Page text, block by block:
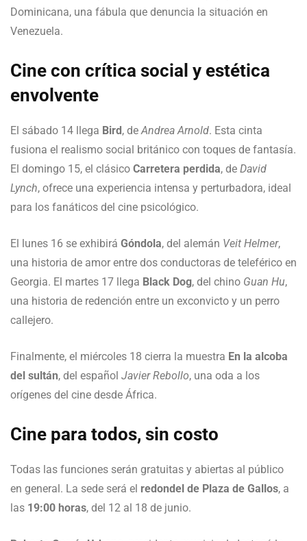
Dominicana, una fábula que denuncia la situación en
Venezuela.
Cine con crítica social y estética
envolvente
El sábado 14 llega Bird, deAndrea Arnold. Esta cinta
fusiona el realismo social británico con toques de fantasía.
El domingo 15, el clásico Carretera perdida, de David
Lynch, ofrece una experiencia intensa y perturbadora, ideal
para los fanáticos del cine psicológico.
El lunes 16 se exhibirá Góndola, del alemán Veit Helmer,
una historia de amor entre dos conductoras de teleférico en
Georgia. El martes 17 llega Black Dog, del chino Guan Hu,
una historia de redención entre un exconvicto y un perro
callejero.
Finalmente, el miércoles 18 cierra la muestra En la alcoba
del sultán, del español Javier Rebollo, una oda a los
orígenes del cine desde África.
Cine para todos, sin costo
Todas las funciones serán gratuitas y abiertas al público
en general. La sede será el redondel de Plaza de Gallos, a
las 19:00 horas, del 12 al 18 de junio.